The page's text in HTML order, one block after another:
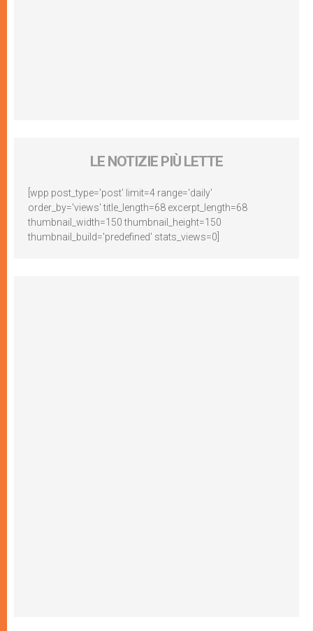
LE NOTIZIE PIÙ LETTE
[wpp post_type='post' limit=4 range='daily'
order_by='views' title_length=68 excerpt_length=68
thumbnail_width=150 thumbnail_height=150
thumbnail_build='predefined' stats_views=0]